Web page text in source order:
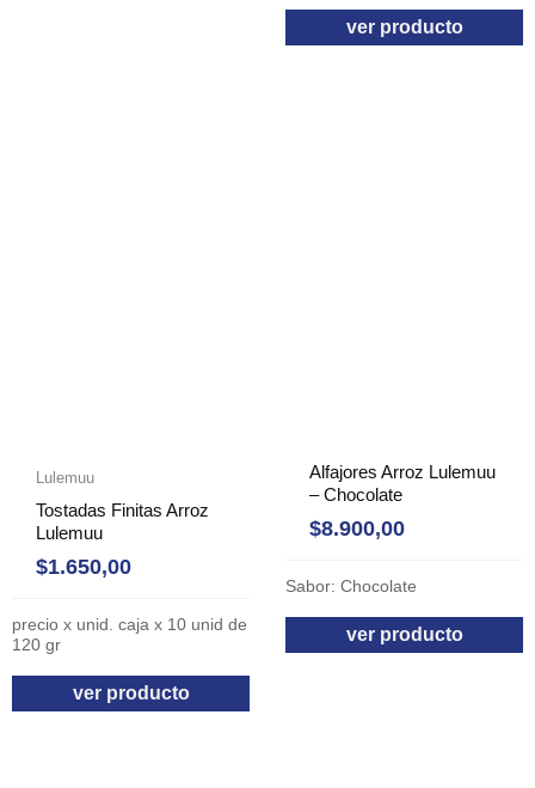
ver producto
Lulemuu
Tostadas Finitas Arroz
Lulemuu
$1.650,00
precio x unid. caja x 10 unid de
120 gr
ver producto
Alfajores Arroz Lulemuu
– Chocolate
$8.900,00
Sabor: Chocolate
ver producto